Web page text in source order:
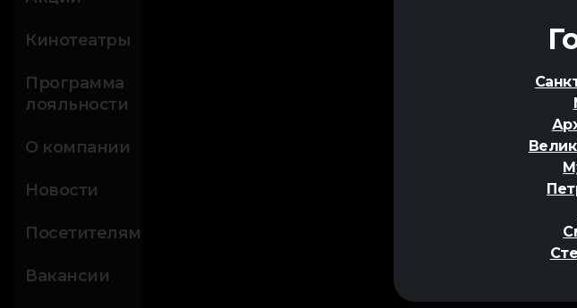
Кинотеатры
Программа
лояльности
О компании
Новости
Посетителям
Вакансии